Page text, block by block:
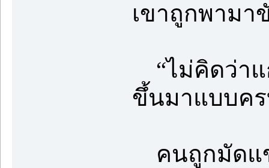
เขาถูกพามา
“ไม่คิดว่า
ขึ้นมาแบบค
คนถูกมัดแ